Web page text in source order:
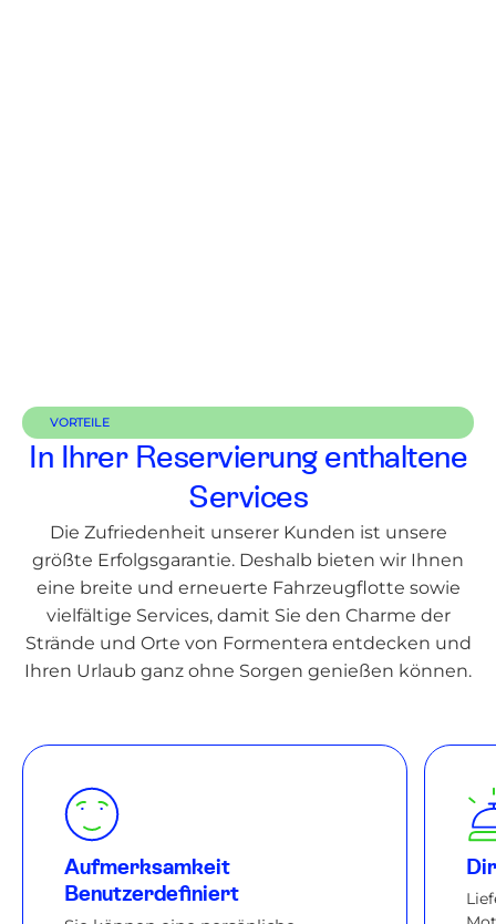
VORTEILE
In Ihrer Reservierung enthaltene
Services
Die Zufriedenheit unserer Kunden ist unsere
größte Erfolgsgarantie. Deshalb bieten wir Ihnen
eine breite und erneuerte Fahrzeugflotte sowie
vielfältige Services, damit Sie den Charme der
Strände und Orte von Formentera entdecken und
Ihren Urlaub ganz ohne Sorgen genießen können.
Aufmerksamkeit
Benutzerdefiniert